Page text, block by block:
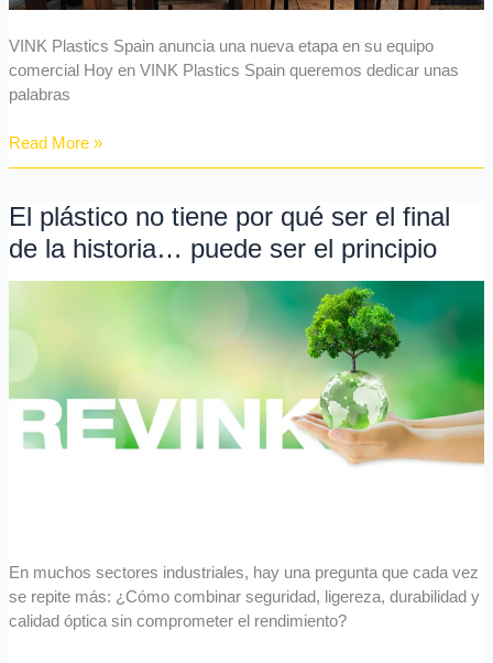
VINK Plastics Spain anuncia una nueva etapa en su equipo
comercial Hoy en VINK Plastics Spain queremos dedicar unas
palabras
Read More »
El plástico no tiene por qué ser el final
de la historia… puede ser el principio
En muchos sectores industriales, hay una pregunta que cada vez
se repite más: ¿Cómo combinar seguridad, ligereza, durabilidad y
calidad óptica sin comprometer el rendimiento?
El
plástico
no
tiene
qué
el
final
de
principio